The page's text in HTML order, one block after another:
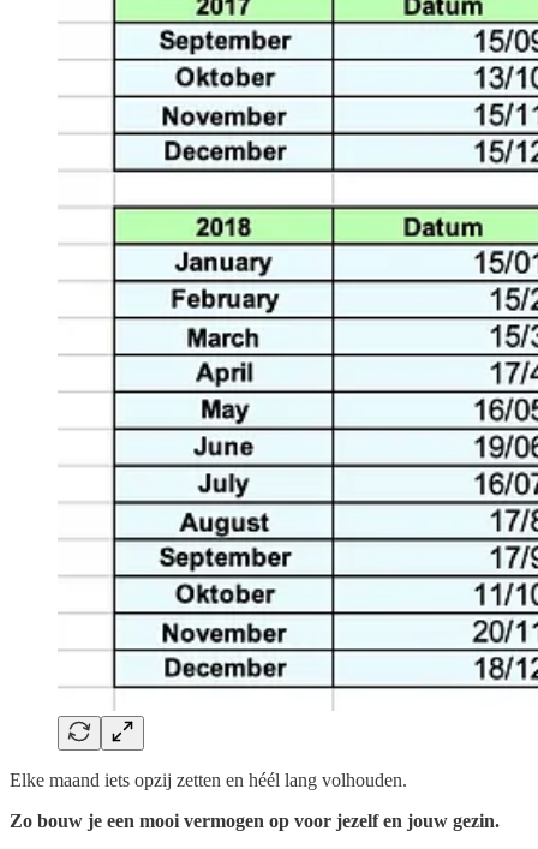
Elke maand iets opzij zetten en héél lang volhouden.
Zo bouw je een mooi vermogen op voor jezelf en jouw gezin.